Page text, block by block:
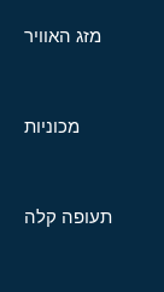
מזג האוויר
מכוניות
תעופה קלה